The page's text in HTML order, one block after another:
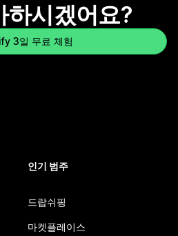
하시겠어요?
3일 무료 체험
인기 범주
드랍쉬핑
마켓플레이스